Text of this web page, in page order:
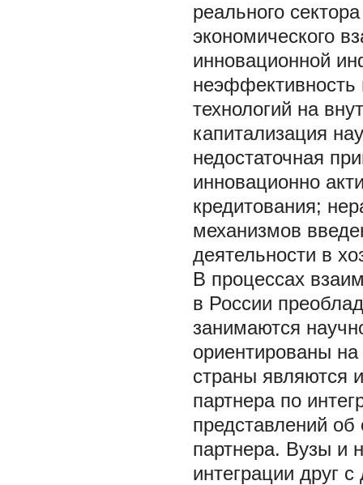
реального
экономического
инновационной
технологий на
капитализация
недостаточная
инновационно
кредитования;
механизмов
деятельности в
В процессах
в России
занимаются
ориентированы
страны являются
партнера по
представлений
партнера. Вузы и
интеграции друг